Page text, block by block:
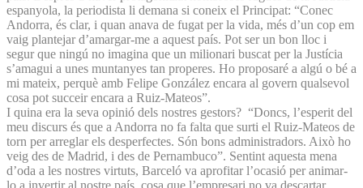
espanyola, la periodista li demana si coneix el Principat: “Conec
Andorra, és clar, i quan anava de fugat per la vida, més d’un cop em
vaig plantejar d’amargar-me a aquest país. Pot ser un bon lloc i
segur que ningú no imagina que un milionari buscat per la Justícia
s’amagui a unes muntanyes tan properes. Ho proposaré a algú o bé a
mi mateix, perquè amb Felipe González encara al govern qualsevol
cosa pot succeir encara a Ruiz-Mateos”.
I quina era la seva opinió dels nostres gestors? “Doncs, l’esperit del
meu discurs és que a Andorra no fa falta que surti el Ruiz-Mateos de
torn per arreglar els desperfectes. Són bons administradors. Això ho
veig des de Madrid, i des de Pernambuco”. Sentint aquesta mena
d’oda a les nostres virtuts, Barceló va aprofitar l’ocasió per animar-
lo a invertir al nostre país, cosa que l’empresari no va descartar.